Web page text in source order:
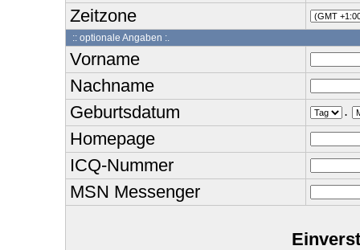
Zeitzone
:: optionale Angaben :.
Vorname
Nachname
Geburtsdatum
.
Homepage
ICQ-Nummer
MSN Messenger